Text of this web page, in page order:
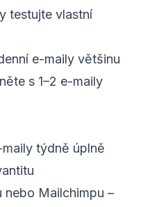
testujte vlastní
e-maily většinu
s 1–2 e-maily
týdně úplně
nebo Mailchimpu –